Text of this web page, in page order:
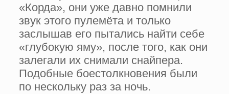
«Корда», они уже давно помнили
звук этого пулемёта и только
заслышав его пытались найти себе
«глубокую яму», после того, как они
залегали их снимали снайпера.
Подобные боестолкновения были
по нескольку раз за ночь.